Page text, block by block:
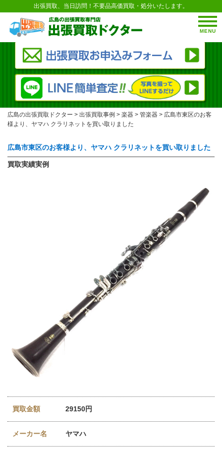
MENU
出張買取、当日訪問！不要品高価買取・処分いたします。
広島の出張買取ドクター > 出張買取事例 > 楽器 > 管楽器 > 広島市東区のお客
様より、ヤマハ クラリネットを買い取りました
広島市東区のお客様より、ヤマハ クラリネットを買い取りました
買取実績実例
買取金額 29150円
メーカー名 ヤマハ